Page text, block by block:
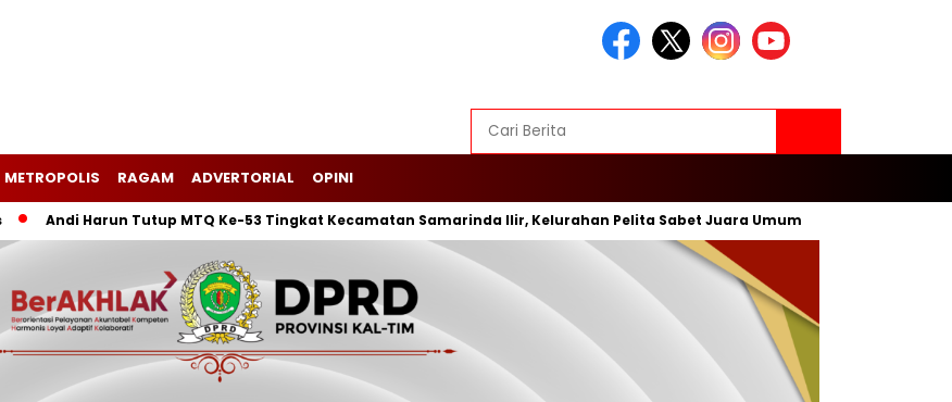
METROPOLIS RAGAM ADVERTORIAL OPINI
Andi Harun Tutup MTQ Ke-53 Tingkat Kecamatan Samarinda Ilir, Kelurahan Pelita Sabet Juara Umum